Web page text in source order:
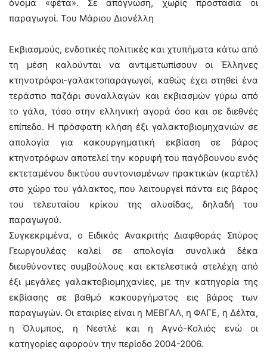
όνομα «φέτα». Σε απόγνωση, χωρίς προστασία οι
παραγωγοί. Του Μάριου Διονέλλη
Εκβιασμούς, ενδοτικές πολιτικές και χτυπήματα κάτω από
τη μέση καλούνται να αντιμετωπίσουν οι Έλληνες
κτηνοτρόφοι-γαλακτοπαραγωγοί, καθώς έχει στηθεί ένα
τεράστιο παζάρι συναλλαγών και εκβιασμών γύρω από
το γάλα, τόσο στην ελληνική αγορά όσο και σε διεθνές
επίπεδο. Η πρόσφατη κλήση έξι γαλακτοβιομηχανιών σε
απολογία για κακουργηματική εκβίαση σε βάρος
κτηνοτρόφων αποτελεί την κορυφή του παγόβουνου ενός
εκτεταμένου δικτύου συντονισμένων πρακτικών (καρτέλ)
στο χώρο του γάλακτος, που λειτουργεί πάντα εις βάρος
του τελευταίου κρίκου της αλυσίδας, δηλαδή του
παραγωγού.
Συγκεκριμένα, ο Ειδικός Ανακριτής Διαφθοράς Σπύρος
Γεωργουλέας καλεί σε απολογία συνολικά δέκα
διευθύνοντες συμβούλους και εκτελεστικά στελέχη από
έξι μεγάλες γαλακτοβιομηχανίες, με την κατηγορία της
εκβίασης σε βαθμό κακουργήματος εις βάρος των
παραγωγών. Οι εταιρίες είναι η ΜΕΒΓΑΛ, η ΦΑΓΕ, η Δέλτα,
η Όλυμπος, η Νεστλέ και η Αγνό-Κολιός ενώ οι
κατηγορίες αφορούν την περίοδο 2004-2006.